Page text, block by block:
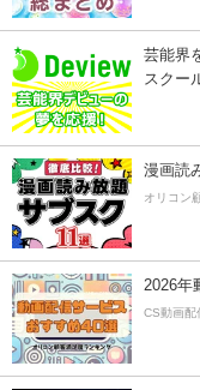
芸能界
スクー
漫画読
オリコン
2026年
CS動画配